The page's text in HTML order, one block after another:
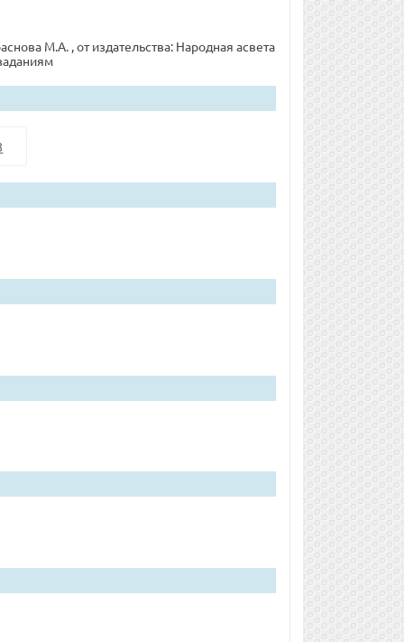
М.А. , от издательства: Народная асвета